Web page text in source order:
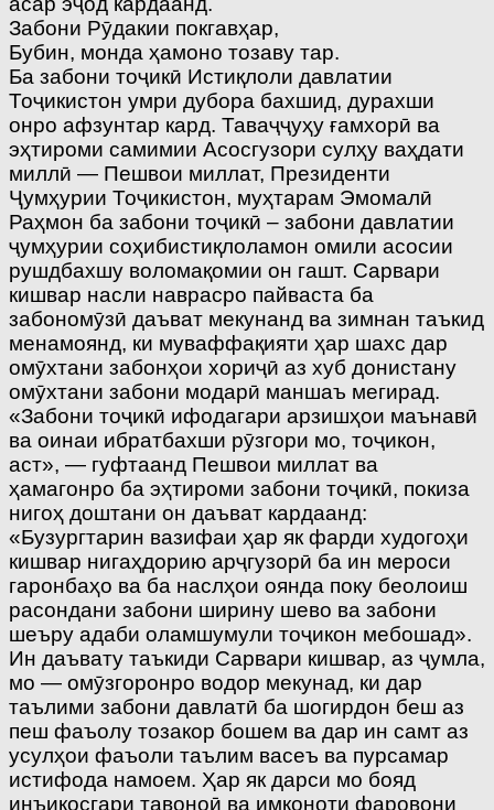
Забони Рӯдакии покгавҳар,
Бубин, монда ҳамоно тозаву тар.
Ба забони тоҷикӣ Истиқлоли давлатии
Тоҷикистон умри дубора бахшид, дурахши
онро афзунтар кард. Таваҷҷуҳу ғамхорӣ ва
эҳтироми самимии Асосгузори сулҳу ваҳдати
миллӣ — Пешвои миллат, Президенти
Ҷумҳурии Тоҷикистон, муҳтарам Эмомалӣ
Раҳмон ба забони тоҷикӣ – забони давлатии
ҷумҳурии соҳибистиқлоламон омили асосии
рушдбахшу воломақомии он гашт. Сарвари
кишвар насли наврасро пайваста ба
забономӯзӣ даъват мекунанд ва зимнан таъкид
менамоянд, ки муваффақияти ҳар шахс дар
омӯхтани забонҳои хориҷӣ аз хуб донистану
омӯхтани забони модарӣ маншаъ мегирад.
«Забони тоҷикӣ ифодагари арзишҳои маънавӣ
ва оинаи ибратбахши рӯзгори мо, тоҷикон,
аст», — гуфтаанд Пешвои миллат ва
ҳамагонро ба эҳтироми забони тоҷикӣ, покиза
нигоҳ доштани он даъват кардаанд:
«Бузургтарин вазифаи ҳар як фарди худогоҳи
кишвар нигаҳдорию арҷгузорӣ ба ин мероси
гаронбаҳо ва ба наслҳои оянда поку беолоиш
расондани забони ширину шево ва забони
шеъру адаби оламшумули тоҷикон мебошад».
Ин даъвату таъкиди Сарвари кишвар, аз ҷумла,
мо — омӯзгоронро водор мекунад, ки дар
таълими забони давлатӣ ба шогирдон беш аз
пеш фаъолу тозакор бошем ва дар ин самт аз
усулҳои фаъоли таълим васеъ ва пурсамар
истифода намоем. Ҳар як дарси мо бояд
инъикосгари тавоноӣ ва имконоти фаровони